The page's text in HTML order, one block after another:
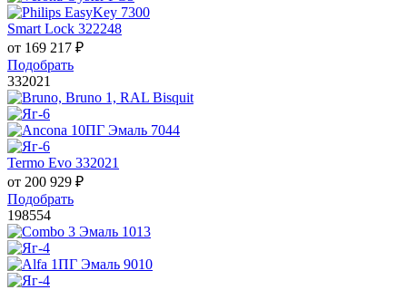
Smart Lock 322248
от 169 217 ₽
Подобрать
332021
Termo Evo 332021
от 200 929 ₽
Подобрать
198554